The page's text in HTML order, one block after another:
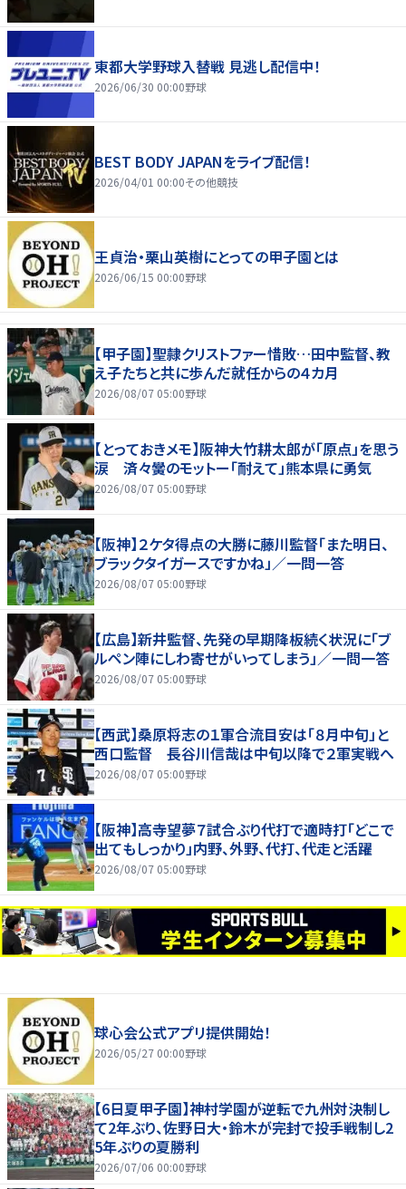
東都大学野球入替戦 見逃し配信中！
2026/06/30 00:00野球
BEST BODY JAPANをライブ配信！
2026/04/01 00:00その他競技
王貞治・栗山英樹にとっての甲子園とは
2026/06/15 00:00野球
【甲子園】聖隷クリストファー惜敗…田中監督、教
え子たちと共に歩んだ就任からの４カ月
2026/08/07 05:00野球
【とっておきメモ】阪神大竹耕太郎が「原点」を思う
涙 済々黌のモットー「耐えて」熊本県に勇気
2026/08/07 05:00野球
【阪神】２ケタ得点の大勝に藤川監督「また明日、
ブラックタイガースですかね」／一問一答
2026/08/07 05:00野球
【広島】新井監督、先発の早期降板続く状況に「ブ
ルペン陣にしわ寄せがいってしまう」／一問一答
2026/08/07 05:00野球
【西武】桑原将志の１軍合流目安は「８月中旬」と
西口監督 長谷川信哉は中旬以降で２軍実戦へ
2026/08/07 05:00野球
【阪神】高寺望夢７試合ぶり代打で適時打「どこで
出てもしっかり」内野、外野、代打、代走と活躍
2026/08/07 05:00野球
球心会公式アプリ提供開始！
2026/05/27 00:00野球
【6日夏甲子園】神村学園が逆転で九州対決制し
て2年ぶり、佐野日大・鈴木が完封で投手戦制し2
5年ぶりの夏勝利
2026/07/06 00:00野球